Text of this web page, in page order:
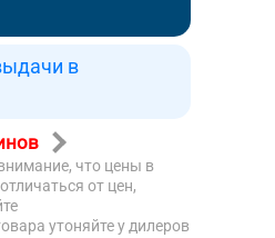
в
что цены в
от цен,
утоняйте у дилеров